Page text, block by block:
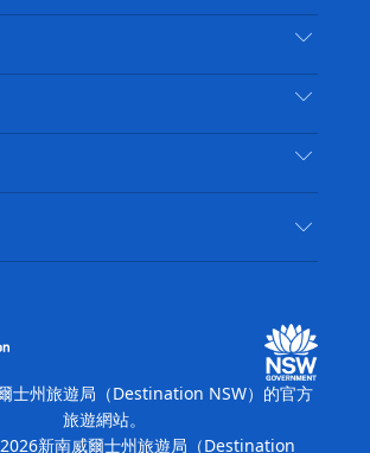
路旅行
旅遊局（Destination NSW）媒體中
音樂節
士州旅遊局（Destination NSW）的官方
旅遊網站。
2026新南威爾士州旅遊局（Destination